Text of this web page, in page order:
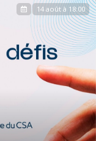
14 août à 18:00